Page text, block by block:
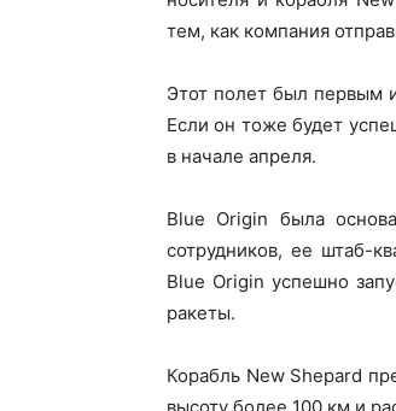
тем, как компания
Этот полет был первым
Если он тоже будет
в начале апреля.
Blue Origin была
сотрудников, ее штаб-
Blue Origin успешно
ракеты.
Корабль New Shepard